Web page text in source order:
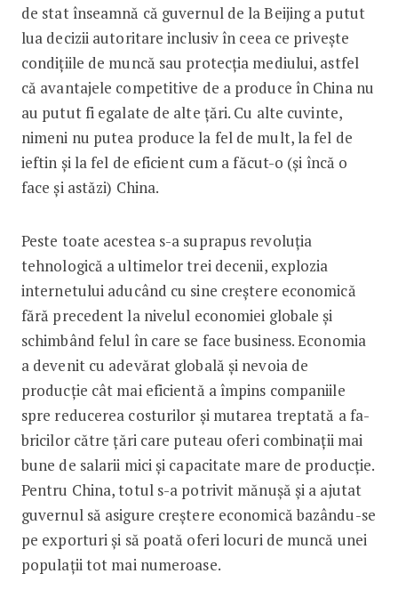
de stat înseamnă că guvernul de la Beijing a putut
lua decizii autoritare inclusiv în ceea ce privește
condițiile de muncă sau protecția mediului, astfel
că avantajele competitive de a produce în China nu
au putut fi egalate de alte țări. Cu alte cuvinte,
nimeni nu putea produce la fel de mult, la fel de
ieftin și la fel de eficient cum a făcut-o (și încă o
face și astăzi) China.
Peste toate acestea s-a suprapus revoluția
tehnologică a ultimelor trei decenii, explozia
internetului aducând cu sine creștere economică
fără precedent la nivelul economiei globale și
schimbând felul în care se face business. Economia
a devenit cu adevărat globală și nevoia de
producție cât mai eficientă a împins companiile
spre reducerea costurilor și mutarea treptată a fa­
bricilor către țări care puteau oferi combinații mai
bune de salarii mici și capacitate mare de producție.
Pentru China, totul s-a potri­vit mănușă și a ajutat
guvernul să asigure creștere economică ba­zându-se
pe exporturi și să poată oferi locuri de muncă unei
populații tot mai numeroase.